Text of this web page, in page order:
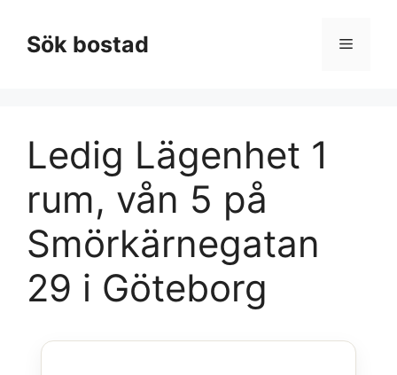
innehållSök bostad Meny
Ledig Lägenhet 1
rum, vån 5 på
Smörkärnegatan
29 i Göteborg